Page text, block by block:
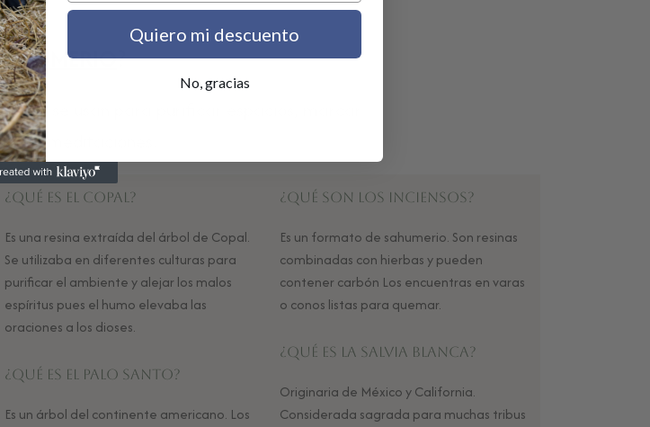
Clave
?
que se usan para purificar espacios, marcar
meditaciones.
¿Qué es el Copal?
Es una resina extraída del árbol de Copal.
Se utilizaba en diferentes culturas para
purificar el ambiente y alejar los malos
espíritus pues el humo elevaba las
oraciones a los dioses.
¿Qué es el Palo Santo?
Es un árbol del continente americano. Los
¿Qué son los Inciensos?
Es un formato de sahumerio. Son resinas
combinadas con hierbas y pueden
contener carbón Los encuentras en varas
o conos listas para quemar.
¿Qué es la Salvia Blanca?
Originaria de México y California.
Considerada sagrada para muchas tribus
Quiero mi descuento
No, gracias